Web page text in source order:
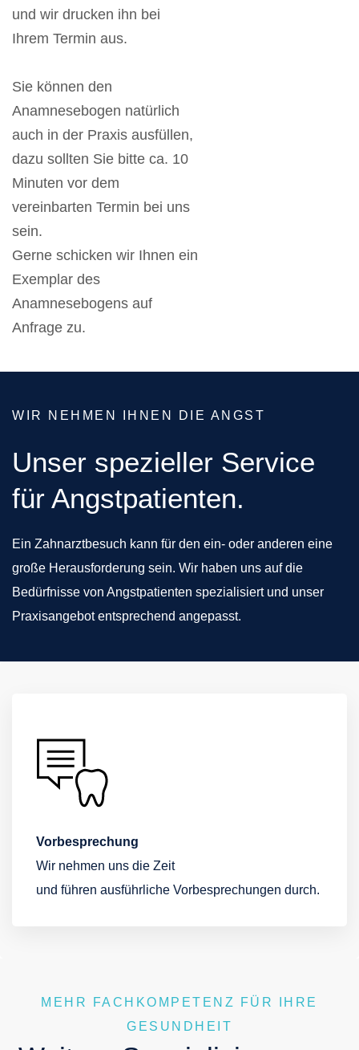
und wir drucken ihn bei
Ihrem Termin aus.
Sie können den
Anamnesebogen natürlich
auch in der Praxis ausfüllen,
dazu sollten Sie bitte ca. 10
Minuten vor dem
vereinbarten Termin bei uns
sein.
Gerne schicken wir Ihnen ein
Exemplar des
Anamnesebogens auf
Anfrage zu.
WIR NEHMEN IHNEN DIE ANGST
Unser spezieller Service
für Angstpatienten.
Ein Zahnarztbesuch kann für den ein- oder anderen eine
große Herausforderung sein. Wir haben uns auf die
Bedürfnisse von Angstpatienten spezialisiert und unser
Praxisangebot entsprechend angepasst.
Vorbesprechung
Wir nehmen uns die Zeit
und führen ausführliche Vorbesprechungen durch.
MEHR FACHKOMPETENZ FÜR IHRE
GESUNDHEIT